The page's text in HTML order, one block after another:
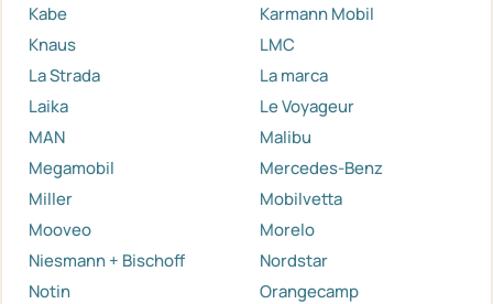
Kabe
Karmann Mobil
Knaus
LMC
La Strada
La marca
Laika
Le Voyageur
MAN
Malibu
Megamobil
Mercedes-Benz
Miller
Mobilvetta
Mooveo
Morelo
Niesmann + Bischoff
Nordstar
Notin
Orangecamp